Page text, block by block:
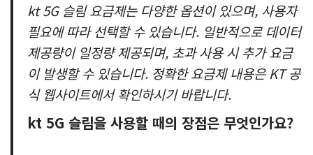
kt 5G 슬림 요금제는 다양한 옵션이 있으며, 사용자
필요에 따라 선택할 수 있습니다. 일반적으로 데이터
제공량이 일정량 제공되며, 초과 사용 시 추가 요금
이 발생할 수 있습니다. 정확한 요금제 내용은 KT 공
식 웹사이트에서 확인하시기 바랍니다.
kt 5G 슬림을 사용할 때의 장점은 무엇인가요?